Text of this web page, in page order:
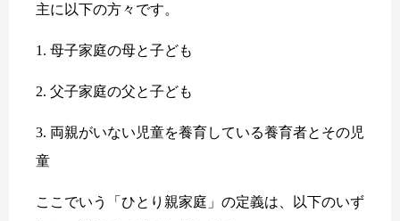
主に以下の方々です。
1. 母子家庭の母と子ども
2. 父子家庭の父と子ども
3. 両親がいない児童を養育している養育者とその児
童
ここでいう「ひとり親家庭」の定義は、以下のいず